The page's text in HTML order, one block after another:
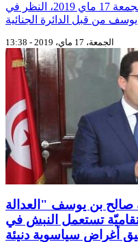
اعتبرت حركة مشروع تونس اليوم الجمعة 17 ماي 2019، النظر في
الجمعة، 17 ماي، 2019 - 13:38
صالح بن يوسف "العدالة
تستعمل النبش في